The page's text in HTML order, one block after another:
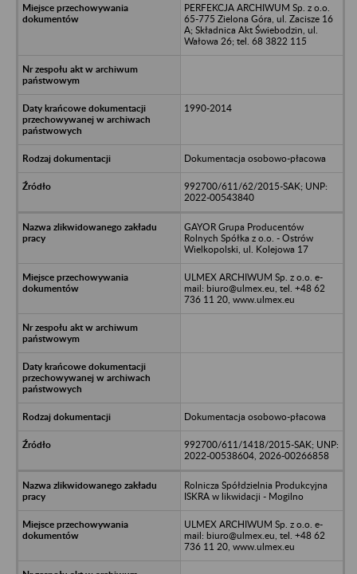
PERFEKCJA ARCHIWUM Sp. z o.o.
65-775 Zielona Góra, ul. Zacisze 16
A; Składnica Akt Świebodzin, ul.
Wałowa 26; tel. 68 3822 115
1990-2014
Dokumentacja osobowo-płacowa
992700/611/62/2015-SAK; UNP:
2022-00543840
GAYOR Grupa Producentów
Rolnych Spółka z o.o. - Ostrów
Wielkopolski, ul. Kolejowa 17
ULMEX ARCHIWUM Sp. z o.o. e-
mail: biuro@ulmex.eu, tel. +48 62
736 11 20, www.ulmex.eu
Dokumentacja osobowo-płacowa
992700/611/1418/2015-SAK; UNP:
2022-00538604, 2026-00266858
Rolnicza Spółdzielnia Produkcyjna
ISKRA w likwidacji - Mogilno
ULMEX ARCHIWUM Sp. z o.o. e-
mail: biuro@ulmex.eu, tel. +48 62
736 11 20, www.ulmex.eu